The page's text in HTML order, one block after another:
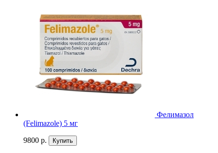
Фелимазол
(Felimazole) 5 мг
9800 р. Купить